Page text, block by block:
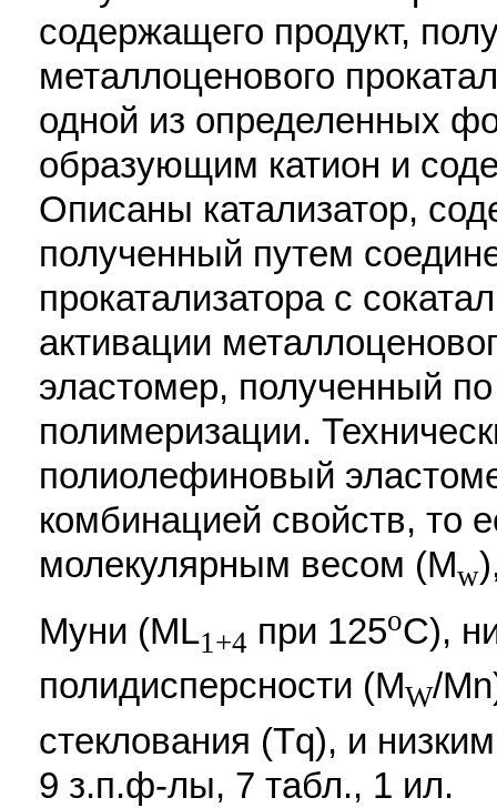
содержащего продукт,
металлоценового
одной из определенных
образующим катион и
Описаны катализатор,
полученный путем
прокатализатора с
активации
эластомер, полученный
полимеризации.
полиолефиновый
комбинацией свойств, то
молекулярным весом (Мw
Муни (ML1+4 при 125oС),
полидисперсности (МW/
стеклования (Тq), и
9 з.п.ф-лы, 7 табл., 1 ил.